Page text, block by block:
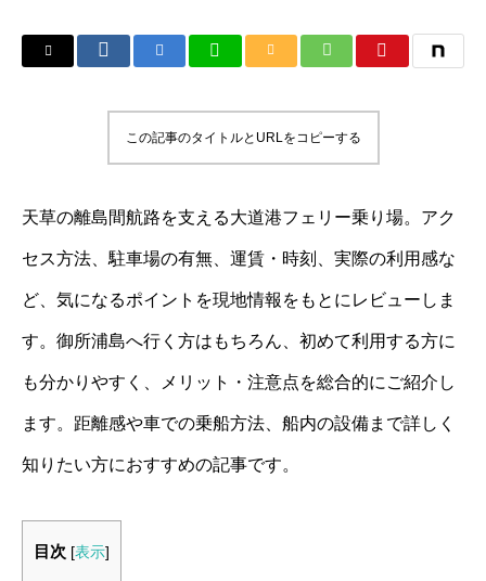
この記事のタイトルとURLをコピーする
天草の離島間航路を支える大道港フェリー乗り場。アク
セス方法、駐車場の有無、運賃・時刻、実際の利用感な
ど、気になるポイントを現地情報をもとにレビューしま
す。御所浦島へ行く方はもちろん、初めて利用する方に
も分かりやすく、メリット・注意点を総合的にご紹介し
ます。距離感や車での乗船方法、船内の設備まで詳しく
知りたい方におすすめの記事です。
目次 [表示]